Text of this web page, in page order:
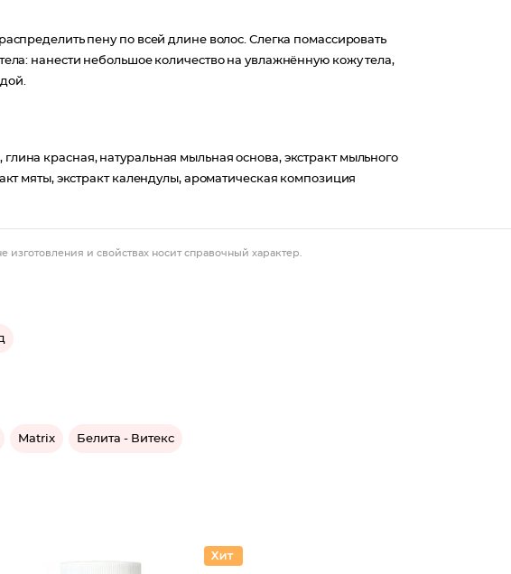
пену по всей длине волос. Слегка помассировать
нанести небольшое количество на увлажнённую кожу тела,
красная, натуральная мыльная основа, экстракт мыльного
мяты, экстракт календулы, ароматическая композиция
и свойствах носит справочный характер.
Matrix Белита - Витекс